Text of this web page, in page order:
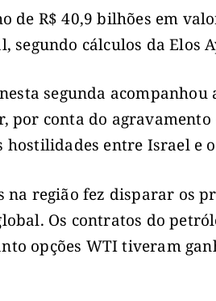
de R$ 40,9 bilhões em
segundo cálculos da Elos
segunda acompanhou
por conta do agravamento
hostilidades entre Israel e
na região fez disparar os
Os contratos do
opções WTI tiveram